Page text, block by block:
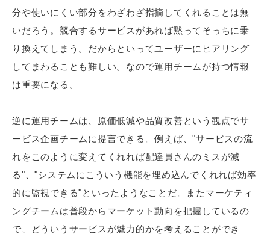
分や使いにくい部分をわざわざ指摘してくれることは無
いだろう。競合するサービスがあれば黙ってそっちに乗
り換えてしまう。だからといってユーザーにヒアリング
してまわることも難しい。なので運用チームが持つ情報
は重要になる。
逆に運用チームは、原価低減や品質改善という観点でサ
ービス企画チームに提言できる。例えば、"サービスの流
れをこのように変えてくれれば配達員さんのミスが減
る"、"システムにこういう機能を埋め込んでくれれば効率
的に監視できる"といったようなことだ。またマーケティ
ングチームは普段からマーケット動向を把握しているの
で、どういうサービスが魅力的かを考えることができ